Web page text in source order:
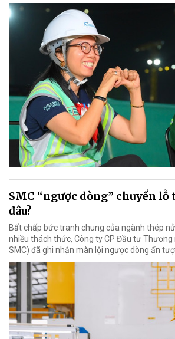
SMC “ngược dòng” chuyển
đâu?
Bất chấp bức tranh chung của ngành thép
nhiều thách thức, Công ty CP Đầu tư Thương
SMC) đã ghi nhận màn lội ngược dòng ấn